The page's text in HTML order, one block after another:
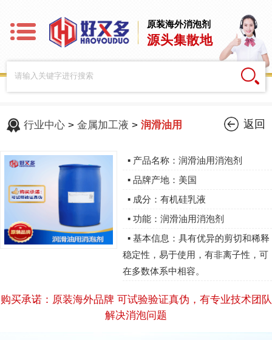
原装海外消泡剂
源头集散地
行业中心 >金属加工液 >润滑油用 返回
▪ 产品名称：润滑油用消泡剂
▪ 品牌产地：美国
▪ 成分：有机硅乳液
▪ 功能：润滑油用消泡剂
▪ 基本信息：具有优异的剪切和稀释
稳定性，易于使用，有非离子性，可
在多数体系中相容。
购买承诺：原装海外品牌 可试验验证真伪，有专业技术团队
解决消泡问题